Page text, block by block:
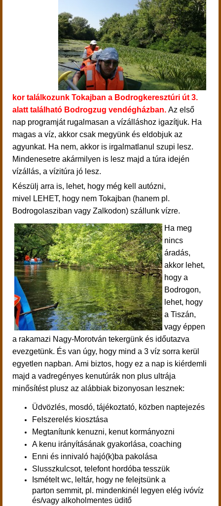
kor találkozunk Tokajban a Bodrogkeresztúri út 3.
alatt található Bodrogzug vendégházban. Az első
nap programját rugalmasan a vízálláshoz igazítjuk. Ha
magas a víz, akkor csak megyünk és eldobjuk az
agyunkat. Ha nem, akkor is irgalmatlanul szupi lesz.
Mindenesetre akármilyen is lesz majd a túra idején
vízállás, a vízitúra jó lesz.
Készülj arra is, lehet, hogy még kell autózni,
mivel LEHET, hogy nem Tokajban (hanem pl.
Bodrogolasziban vagy Zalkodon) szállunk vízre.
Ha meg
nincs
áradás,
akkor lehet,
hogy a
Bodrogon,
lehet, hogy
a Tiszán,
vagy éppen
a rakamazi Nagy-Morotván tekergünk és időutazva
evezgetünk. És van úgy, hogy mind a 3 víz sorra kerül
egyetlen napban. Ami biztos, hogy ez a nap is kiérdemli
majd a vadregényes kenutúrák non plus ultrája
minősítést plusz az alábbiak bizonyosan lesznek:
Üdvözlés, mosdó, tájékoztató, közben naptejezés
Felszerelés kiosztása
Megtanítunk kenuzni, kenut kormányozni
A kenu irányításának gyakorlása, coaching
Enni és innivaló hajó(k)ba pakolása
Slusszkulcsot, telefont hordóba tesszük
Ismételt wc, leltár, hogy ne felejtsünk a
parton semmit, pl. mindenkinél legyen elég ivóvíz
és/vagy alkoholmentes üditő